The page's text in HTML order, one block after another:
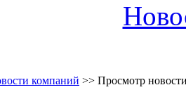
компаний >> Просмотр